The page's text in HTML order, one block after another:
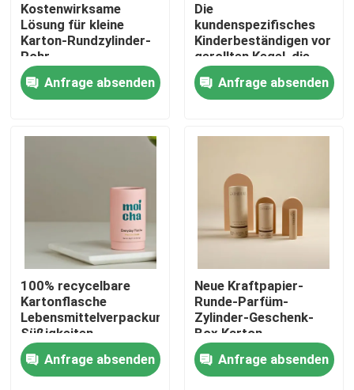
Über uns
Fabrik-Ausflug
Qualitätskontrolle
Kostenwirksame
Lösung für kleine
Karton-Rundzylinder-
Rohr-
Geschenkpapierboxen
Anfrage absenden
Die
kundenspezifisches
Kinderbeständigen vor
gerollten Kegel, die
Kinderbeweis rollen
verpacken vor,
Verpackenkasten
Anfrage absenden
100% recycelbare
Kartonflasche
Lebensmittelverpackung
Süßigkeiten
Kaffeebohnenröhre
Teepulver Verpackung
Papierröhre
Anfrage absenden
Neue Kraftpapier-
Runde-Parfüm-
Zylinder-Geschenk-
Box Karton
Handwerkspapier-
Rohr-Zylinder-Box
Verpackung Kleidung
Anfrage absenden